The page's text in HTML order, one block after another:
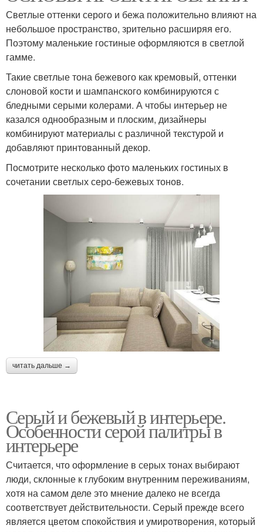
Светлые оттенки серого и бежа положительно влияют на
небольшое пространство, зрительно расширяя его.
Поэтому маленькие гостиные оформляются в светлой
гамме.
Такие светлые тона бежевого как кремовый, оттенки
слоновой кости и шампанского комбинируются с
бледными серыми колерами. А чтобы интерьер не
казался однообразным и плоским, дизайнеры
комбинируют материалы с различной текстурой и
добавляют принтованный декор.
Посмотрите несколько фото маленьких гостиных в
сочетании светлых серо-бежевых тонов.
читать дальше →
Серый и бежевый в интерьере.
Особенности серой палитры в
интерьере
Считается, что оформление в серых тонах выбирают
люди, склонные к глубоким внутренним переживаниям,
хотя на самом деле это мнение далеко не всегда
соответствует действительности. Серый прежде всего
является цветом спокойствия и умиротворения, который